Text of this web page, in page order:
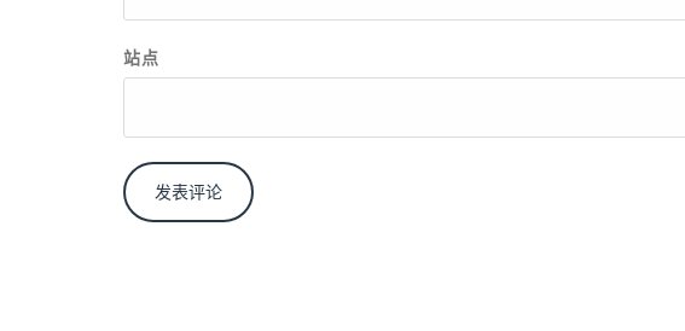
站点